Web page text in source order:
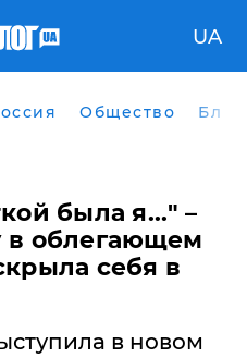
UA
Общество
была я..." –
в облегающем
себя в
в новом